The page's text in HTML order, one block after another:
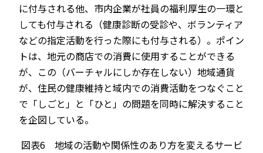
に付与される他、市内企業が社員の福利厚生の一環と
しても付与される（健康診断の受診や、ボランティア
などの指定活動を行った際にも付与される）。ポイン
トは、地元の商店での消費に使用することができる
が、この（バーチャルにしか存在しない）地域通貨
が、住民の健康維持と域内での消費活動をつなぐこと
で「しごと」と「ひと」の問題を同時に解決すること
を企図している。
図表6 地域の活動や関係性のあり方を変えるサービ